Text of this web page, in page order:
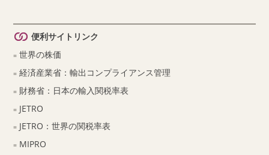
便利サイトリンク
世界の株価
経済産業省：輸出コンプライアンス管理
財務省：日本の輸入関税率表
JETRO
JETRO：世界の関税率表
MIPRO